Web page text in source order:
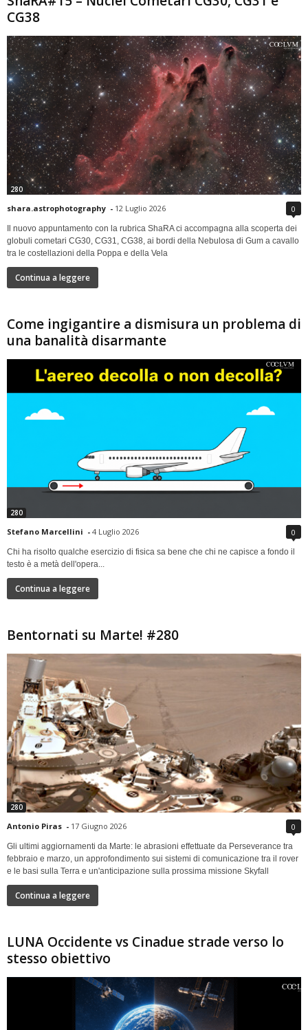
CG38
280
shara.astrophotography - 12 Luglio 2026 0
Il nuovo appuntamento con la rubrica ShaRA ci accompagna alla scoperta dei
globuli cometari CG30, CG31, CG38, ai bordi della Nebulosa di Gum a cavallo
tra le costellazioni della Poppa e della Vela
Continua a leggere
Come ingigantire a dismisura un problema di
una banalità disarmante
280
Stefano Marcellini - 4 Luglio 2026 0
Chi ha risolto qualche esercizio di fisica sa bene che chi ne capisce a fondo il
testo è a metà dell'opera...
Continua a leggere
Bentornati su Marte! #280
280
Antonio Piras - 17 Giugno 2026 0
Gli ultimi aggiornamenti da Marte: le abrasioni effettuate da Perseverance tra
febbraio e marzo, un approfondimento sui sistemi di comunicazione tra il rover
e le basi sulla Terra e un'anticipazione sulla prossima missione Skyfall
Continua a leggere
LUNA Occidente vs Cinadue strade verso lo
stesso obiettivo